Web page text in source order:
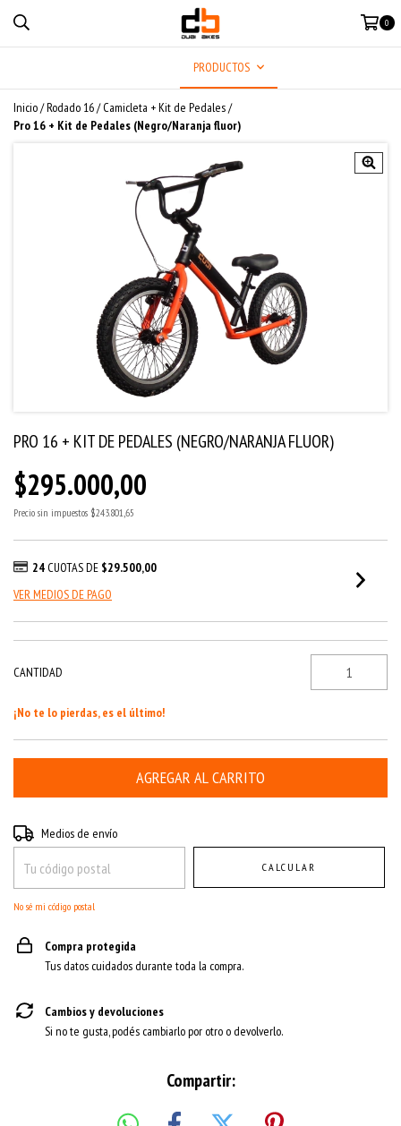
0
PRODUCTOS
Inicio/Rodado 16/ Camicleta + Kit de Pedales/
Pro 16 + Kit de Pedales (Negro/Naranja fluor)
PRO 16 + KIT DE PEDALES (NEGRO/NARANJA FLUOR)
$295.000,00
Precio sin impuestos $243.801,65
24 CUOTAS DE $29.500,00
VER MEDIOS DE PAGO
CANTIDAD
¡No te lo pierdas, es el último!
Entregas para el CP:
Medios de envío
CALCULAR
No sé mi código postal
Compra protegida
Tus datos cuidados durante toda la compra.
Cambios y devoluciones
Si no te gusta, podés cambiarlo por otro o devolverlo.
Compartir: